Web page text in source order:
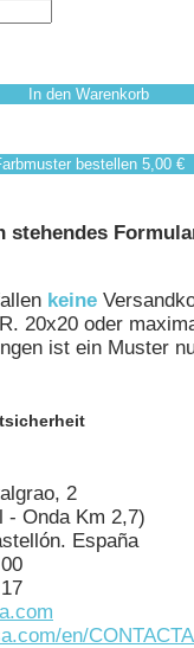
In den Warenkorb
bestellen 5,00 €
stehendes
keine
20x20 oder
ist ein Muster
2
- Onda Km 2,7)
España
en/